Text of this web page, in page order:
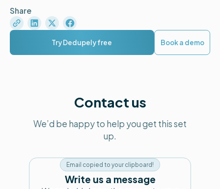
Share
Try Dedupely free Book a demo
Contact us
We’d be happy to help you get this set
up.
Write us a message
Email copied to your clipboard!